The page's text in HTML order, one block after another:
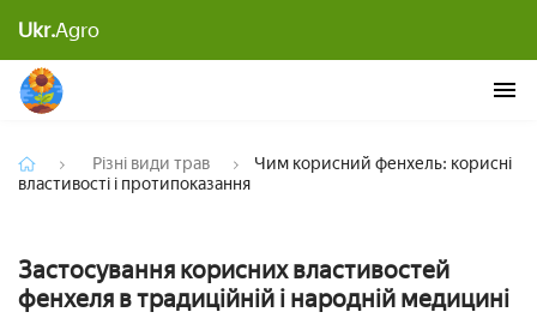
Ukr.Agroпротипоказання
Різні види трав
Чим корисний фенхель: корисні
властивості і протипоказання
Застосування корисних властивостей
фенхеля в традиційній і народній медицині